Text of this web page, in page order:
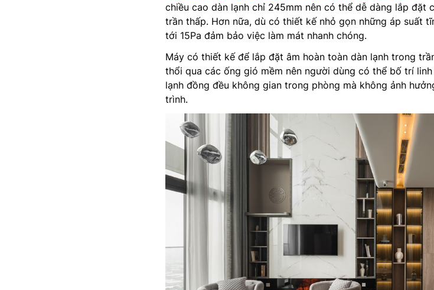
chiều cao dàn lạnh chỉ 245mm nên có thể dễ dàng lắp đặt
trần thấp. Hơn nữa, dù có thiết kế nhỏ gọn những áp suất
tới 15Pa đảm bảo việc làm mát nhanh chóng.
Máy có thiết kế để lắp đặt âm hoàn toàn dàn lạnh trong
thổi qua các ống gió mềm nên người dùng có thể bố trí
lạnh đồng đều không gian trong phòng mà không ảnh
trình.